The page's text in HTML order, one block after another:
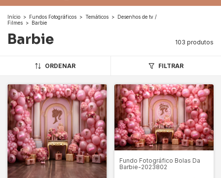
Início > Fundos Fotográficos > Temáticos >
Desenhos de tv /
Filmes > Barbie
Barbie 103 produtos
ORDENAR FILTRAR
Fundo Fotográfico Bolas Da
Barbie-2023802